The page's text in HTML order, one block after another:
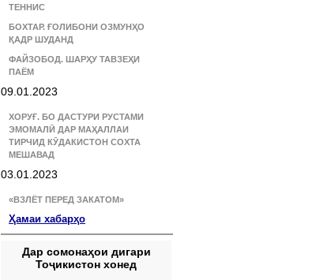
ТЕННИС
БОХТАР. ҒОЛИБОНИ ОЗМУНҲО
ҚАДР ШУДАНД
ФАЙЗОБОД. ШАРҲУ ТАВЗЕҲИ
ПАЁМ
09.01.2023
ХОРУҒ. БО ДАСТУРИ РУСТАМИ
ЭМОМАЛӢ ДАР МАҲАЛЛАИ
ТИРЧИД КӮДАКИСТОН СОХТА
МЕШАВАД
03.01.2023
«ВЗЛЁТ ПЕРЕД ЗАКАТОМ»
Ҳамаи хабарҳо
Дар сомонаҳои дигари
Тоҷикистон хонед